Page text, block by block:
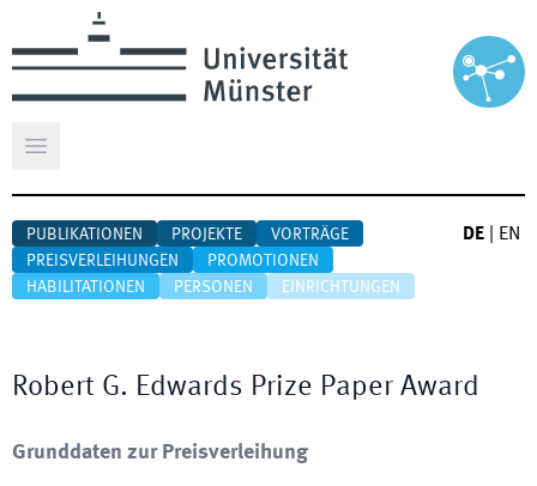
Hauptmenü öffnen
PUBLIKATIONEN PROJEKTE
VORTRÄGE
PREISVERLEIHUNGEN
PROMOTIONEN
HABILITATIONEN
PERSONEN EINRICHTUNGEN
DE EN
Robert G. Edwards Prize Paper Award
Grunddaten zur Preisverleihung